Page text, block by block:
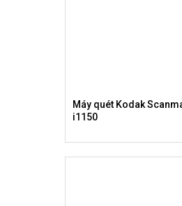
Máy quét Kodak
i1150